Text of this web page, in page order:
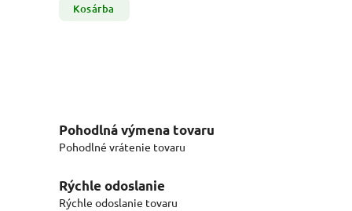
Kosárba
Pohodlná výmena tovaru
Pohodlné vrátenie tovaru
Rýchle odoslanie
Rýchle odoslanie tovaru